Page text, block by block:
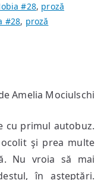
#28, proză
#28, proză
Amelia Mociulschi
cu primul autobuz.
şi prea multe
Nu vroia să mai
în aşteptări.